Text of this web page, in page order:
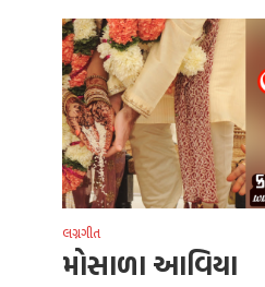
લગ્નગીત
મોસાળા આવિયા